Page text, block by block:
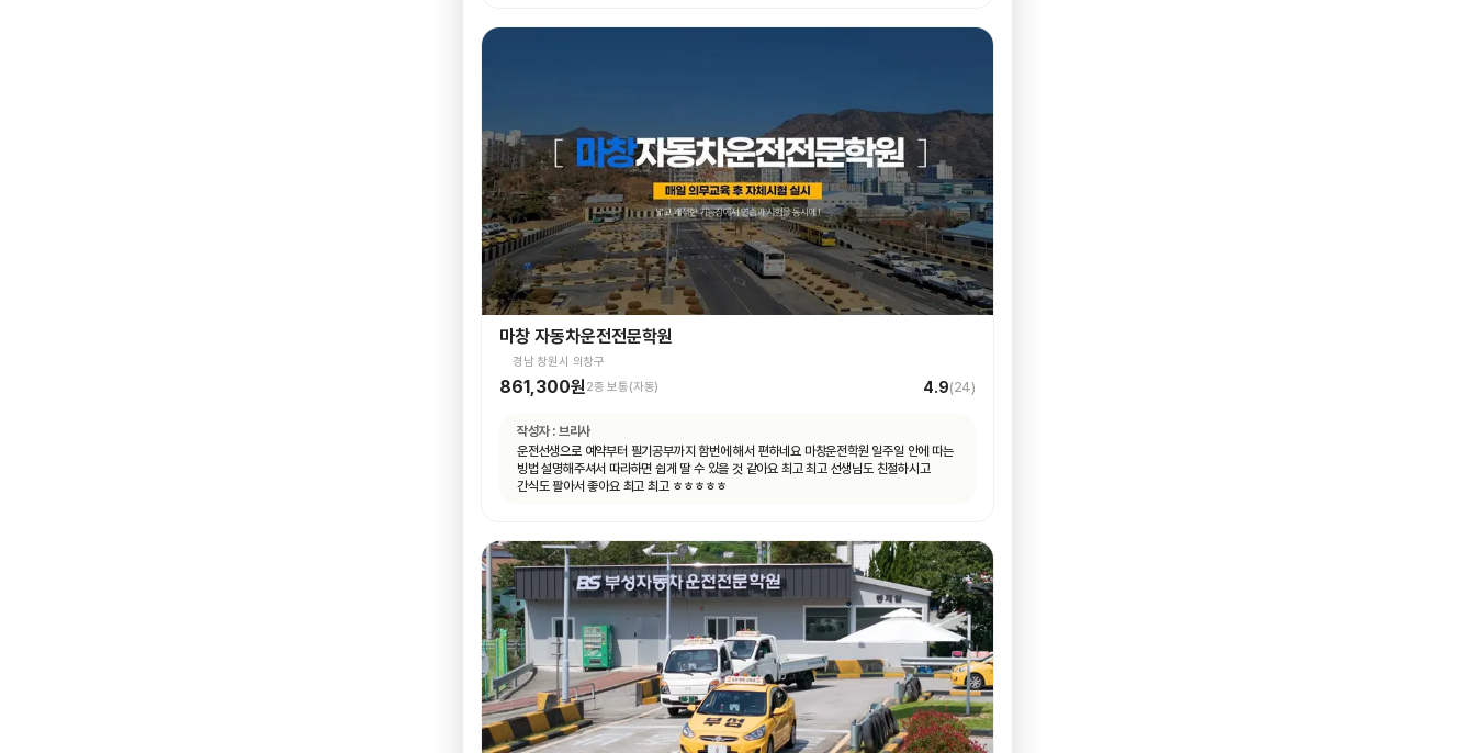
마창 자동차운전전문학원
경남 창원시 의창구
861,300원2종 보통(자동) 4.9(24)
작성자 : 브리사
운전선생으로 예약부터 필기공부까지 함번에 해서 편하네요 마창운전학원 일주일 안에 따는
빙법 설명해주셔서 따라하면 쉽게 딸 수 있을 것 같아요 최고 최고 선생님도 친절하시고
간식도 팔아서 좋아요 최고 최고 ㅎㅎㅎㅎㅎ